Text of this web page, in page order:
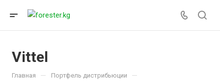
Vittel
Главная — Портфель дистрибьюции —